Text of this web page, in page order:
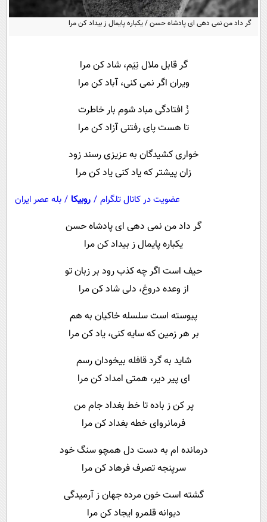
سرگرمی
فناوری
حوادث
سلامت
بین الملل
حیات وحش
سیاست خارجی
پیامک
روانشناسی
دانلود
گر داد من نمی دهی ای پادشاه حسن / یکباره پایمال ز بیداد کن مرا
گر قابل ملال نِیَم، شاد کن مرا
ویران اگر نمی کنی، آباد کن مرا
زُ افتادگی مباد شوم بار خاطرت
تا هست پای رفتنی آزاد کن مرا
خواری کشیدگان به عزیزی رسند زود
زان پیشتر که یاد کنی یاد کن مرا
عضویت در کانال تلگرام / روبیکا / بله عصر ایران
گر داد من نمی دهی ای پادشاه حسن
یکباره پایمال ز بیداد کن مرا
حیف است اگر چه کذب رود بر زبان تو
از وعده دروغ، دلی شاد کن مرا
پیوسته است سلسله خاکیان به هم
بر هر زمین که سایه کنی، یاد کن مرا
شاید به گرد قافله بیخودان رسم
ای پیر دیر، همتی امداد کن مرا
پر کن ز باده تا خط بغداد جام من
فرمانروای خطه بغداد کن مرا
درمانده ام به دست دل همچو سنگ خود
سرپنجه تصرف فرهاد کن مرا
گشته است خون مرده جهان ز آرمیدگی
دیوانه قلمرو ایجاد کن مرا